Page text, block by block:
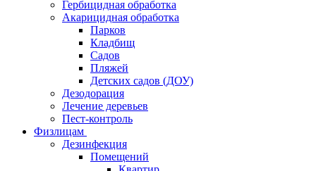
Гербицидная обработка
Акарицидная обработка
Парков
Кладбищ
Садов
Пляжей
Детских садов (ДОУ)
Дезодорация
Лечение деревьев
Пест-контроль
Физлицам
Дезинфекция
Помещений